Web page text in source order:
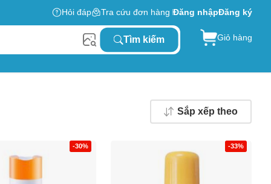
Hỏi đáp Tra cứu đơn hàng Đăng nhậpĐăng ký
Tìm kiếm Giỏ hàng
Sắp xếp theo
-30% -33%